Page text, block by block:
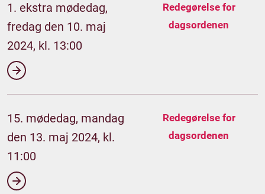
1. ekstra mødedag,
fredag den 10. maj
2024, kl. 13:00
Redegørelse for
dagsordenen
15. mødedag, mandag
den 13. maj 2024, kl.
11:00
Redegørelse for
dagsordenen